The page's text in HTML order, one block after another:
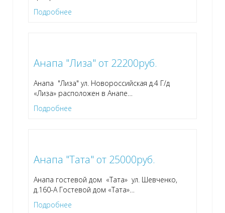
Подробнее
Анапа "Лиза" от 22200руб.
Анапа "Лиза" ул. Новороссийская д.4 Г/д
«Лиза» расположен в Анапе…
Подробнее
Анапа "Тата" от 25000руб.
Анапа гостевой дом «Тата» ул. Шевченко,
д.160-А Гостевой дом «Тата»…
Подробнее